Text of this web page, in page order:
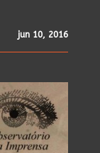
jun 10, 2016